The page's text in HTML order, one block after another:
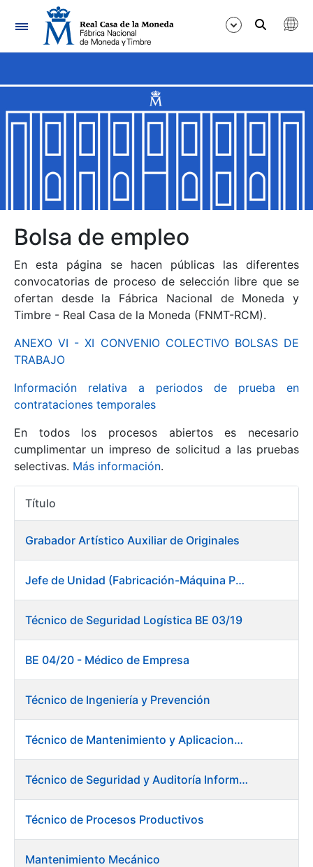
Navegación
Mostrar/Ocultar
Mostrar/Ocultar
Mostrar/Ocultar
Mostrar/Ocultar
Mostrar/Ocultar
Mostrar/Ocultar
Mostrar/Ocultar
Bolsa de empleo
En esta página se hacen públicas las diferentes
convocatorias de proceso de selección libre que se
ofertan desde la Fábrica Nacional de Moneda y
Timbre - Real Casa de la Moneda (FNMT-RCM).
ANEXO VI - XI CONVENIO COLECTIVO BOLSAS DE
TRABAJO
Información relativa a periodos de prueba en
contrataciones temporales
En todos los procesos abiertos es necesario
cumplimentar un impreso de solicitud a las pruebas
selectivas. Más información.
Título
Grabador Artístico Auxiliar de Originales
Jefe de Unidad (Fabricación-Máquina Papel) en Fábrica de Papel (Burgos)
Técnico de Seguridad Logística BE 03/19
BE 04/20 - Médico de Empresa
Técnico de Ingeniería y Prevención
Técnico de Mantenimiento y Aplicaciones Industriales - Centro de trabajo de Burgos
Técnico de Seguridad y Auditoría Informática
Técnico de Procesos Productivos
Mantenimiento Mecánico